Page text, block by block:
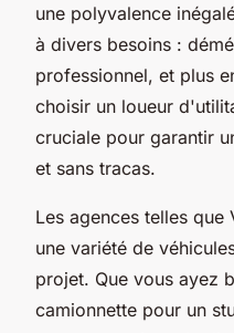
une polyvalence
à divers besoins :
professionnel, et plus
choisir un loueur
cruciale pour garantir
et sans tracas.
Les agences telles
une variété de
projet. Que vous ayez
camionnette pour un